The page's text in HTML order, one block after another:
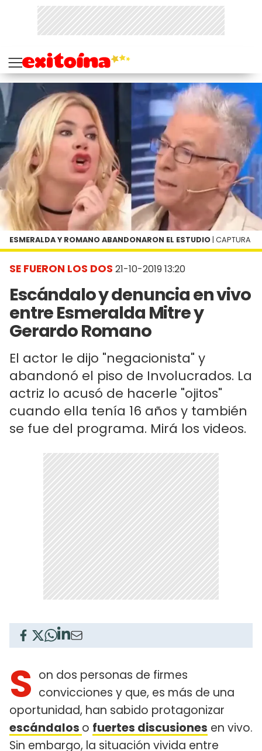
SE FUERON LOS DOS 21-10-2019 13:20
Escándalo y denuncia en vivo
entre Esmeralda Mitre y
Gerardo Romano
El actor le dijo "negacionista" y
abandonó el piso de Involucrados. La
actriz lo acusó de hacerle "ojitos"
cuando ella tenía 16 años y también
se fue del programa. Mirá los videos.
ESMERALDA Y ROMANO ABANDONARON EL ESTUDIO | CAPTURA
S on dos personas de firmes
convicciones y que, es más de una
oportunidad, han sabido protagonizar
escándalos o fuertes discusiones en vivo.
Sin embargo, la situación vivida entre